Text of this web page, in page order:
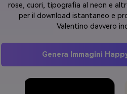
rose, cuori, tipografia al neon e
per il download istantaneo e
Valentino davvero
Genera Immagini